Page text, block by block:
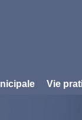
Vie